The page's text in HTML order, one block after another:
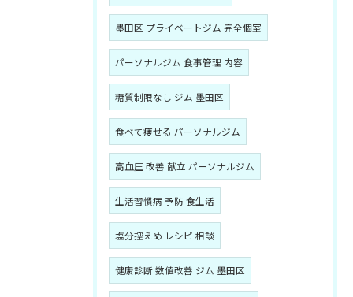
墨田区 プライベートジム 完全個室
パーソナルジム 食事管理 内容
糖質制限なし ジム 墨田区
食べて痩せる パーソナルジム
高血圧 改善 献立 パーソナルジム
生活習慣病 予防 食生活
塩分控えめ レシピ 相談
健康診断 数値改善 ジム 墨田区